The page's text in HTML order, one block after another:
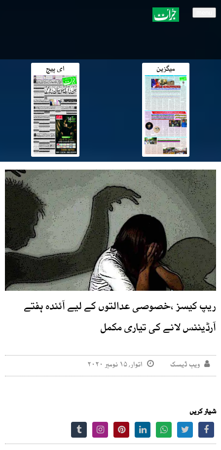
میگزین ای پیج
ریپ کیسز ،خصوصی عدالتوں کے لیے آئندہ ہفتے
آرڈیننس لانے کی تیاری مکمل
ویب ڈیسک اتوار, ۱۵ نومبر ۲۰۲۰
شیئر کریں